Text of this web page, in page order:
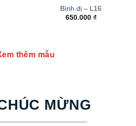
Bình dị – L16
650.000 ₫
thêm mẫu
MỪNG